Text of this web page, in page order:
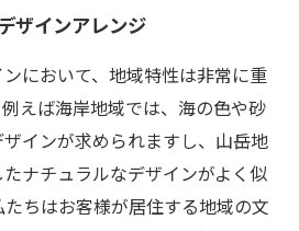
ザインアレンジ
において、地域特性は非常に重
えば海岸地域では、海の色や砂
インが求められますし、山岳地
ナチュラルなデザインがよく似
ちはお客様が居住する地域の文